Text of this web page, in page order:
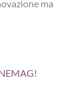
ma